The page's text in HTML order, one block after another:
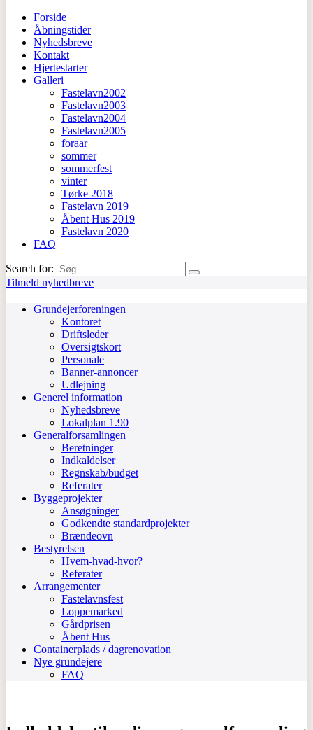
Forside
Åbningstider
Nyhedsbreve
Kontakt
Hjertestarter
Galleri
Fastelavn2002
Fastelavn2003
Fastelavn2004
Fastelavn2005
foraar
sommer
sommerfest
vinter
Tørke 2018
Fastelavn 2019
Åbent Hus 2019
Fastelavn 2020
FAQ
Search for:
Tilmeld nyhedbreve
Grundejerforeningen
Kontoret
Driftsleder
Oversigtskort
Personale
Banner-annoncer
Udlejning
Generel information
Nyhedsbreve
Lokalplan 1.90
Generalforsamlingen
Beretninger
Indkaldelser
Regnskab/budget
Referater
Byggeprojekter
Ansøgninger
Godkendte standardprojekter
Brændeovn
Bestyrelsen
Hvem-hvad-hvor?
Referater
Arrangementer
Fastelavnsfest
Loppemarked
Gårdprisen
Åbent Hus
Containerplads / dagrenovation
Nye grundejere
FAQ